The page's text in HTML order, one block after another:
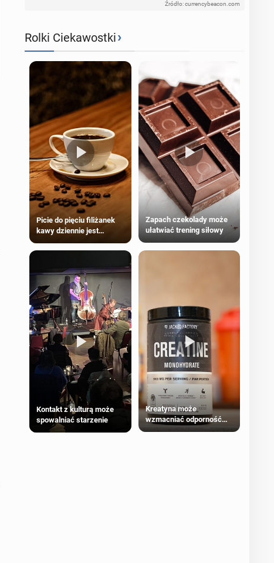
Źródło: currencybeacon.com
Rolki Ciekawostki›
Picie do pięciu filiżanek
kawy dziennie jest
większości dorosłych
Zapach czekolady może
ułatwiać trening siłowy
Kontakt z kulturą może
spowalniać starzenie
Kreatyna może
wzmacniać odporność
przeciw nowotworom